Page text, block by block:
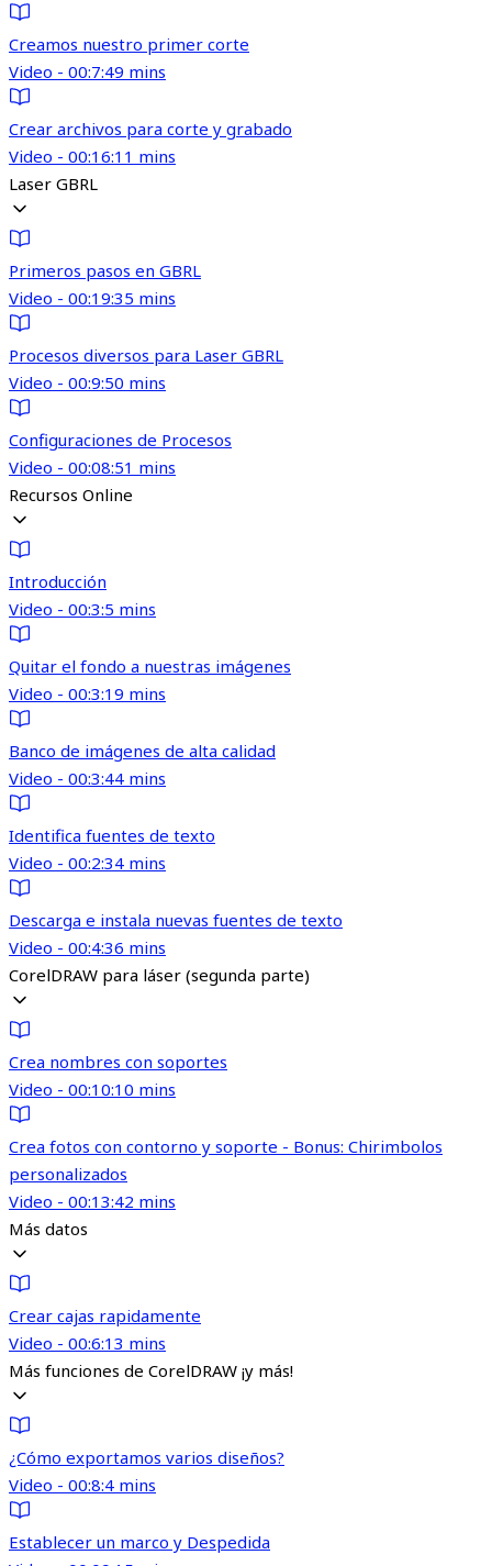
Creamos nuestro primer corte
Video - 00:7:49 mins
Crear archivos para corte y grabado
Video - 00:16:11 mins
Laser GBRL
Primeros pasos en GBRL
Video - 00:19:35 mins
Procesos diversos para Laser GBRL
Video - 00:9:50 mins
Configuraciones de Procesos
Video - 00:08:51 mins
Recursos Online
Introducción
Video - 00:3:5 mins
Quitar el fondo a nuestras imágenes
Video - 00:3:19 mins
Banco de imágenes de alta calidad
Video - 00:3:44 mins
Identifica fuentes de texto
Video - 00:2:34 mins
Descarga e instala nuevas fuentes de texto
Video - 00:4:36 mins
CorelDRAW para láser (segunda parte)
Crea nombres con soportes
Video - 00:10:10 mins
Crea fotos con contorno y soporte - Bonus: Chirimbolos
personalizados
Video - 00:13:42 mins
Más datos
Crear cajas rapidamente
Video - 00:6:13 mins
Más funciones de CorelDRAW ¡y más!
¿Cómo exportamos varios diseños?
Video - 00:8:4 mins
Establecer un marco y Despedida